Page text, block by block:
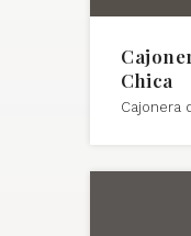
Chica
Cajonera